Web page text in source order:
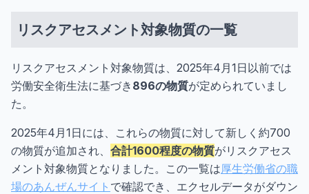
リスクアセスメント対象物質の一覧
リスクアセスメント対象物質は、2025年4月1日以前では
労働安全衛生法に基づき 896の物質が定められていまし
た。
2025年4月1日には、これらの物質に対して新しく約700
の物質が追加され、 合計1600程度の物質がリスクアセス
メント対象物質となりました。この一覧は厚生労働省の職
場のあんぜんサイト で確認でき、エクセルデータがダウン